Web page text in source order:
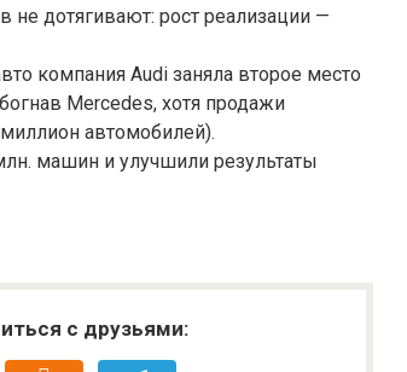
не дотягивают: рост реализации —
компания Audi заняла второе место
Mercedes, хотя продажи
автомобилей).
машин и улучшили результаты
с друзьями: